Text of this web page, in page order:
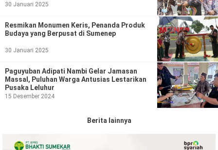
30 Januari 2025
Resmikan Monumen Keris, Penanda Produk
Budaya yang Berpusat di Sumenep
30 Januari 2025
Paguyuban Adipati Nambi Gelar Jamasan
Massal, Puluhan Warga Antusias Lestarikan
Pusaka Leluhur
15 Desember 2024
Berita lainnya